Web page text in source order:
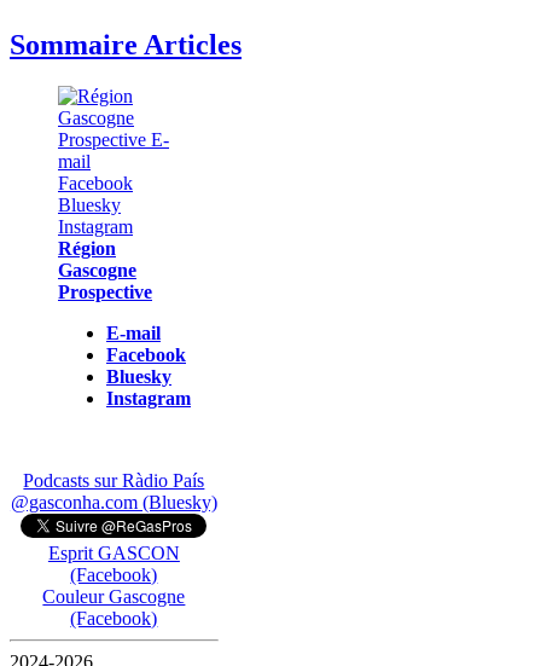
Sommaire Articles
Région
Gascogne
Prospective
E-mail
Facebook
Bluesky
Instagram
Podcasts sur Ràdio País
@gasconha.com (Bluesky)
Esprit GASCON
(Facebook)
Couleur Gascogne
(Facebook)